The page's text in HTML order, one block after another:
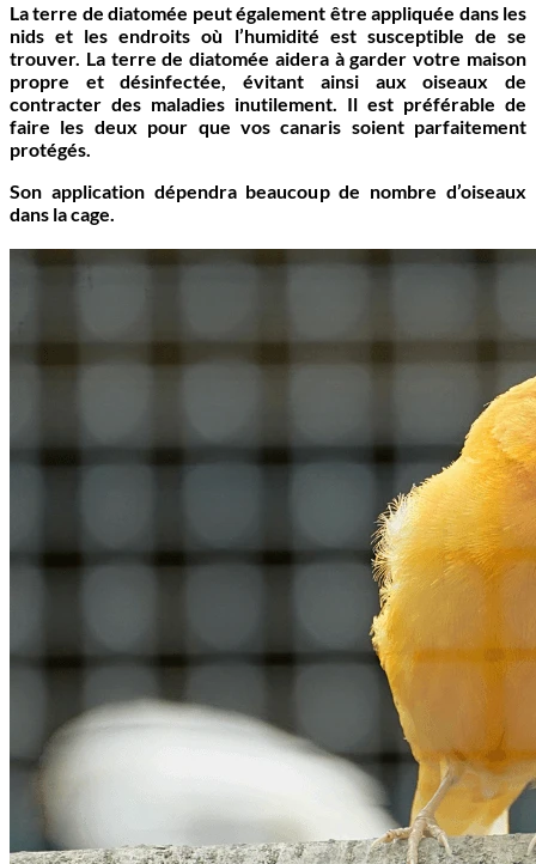
La terre de diatomée peut également être appliquée dans les
nids et les endroitsoù l’humidité est susceptible de se
trouver. La terre de diatomée aidera à garder votre maison
propre et désinfectée, évitant ainsi aux oiseaux de
contracter des maladies inutilement. Il est préférable de
faire les deux pour que vos canaris soient parfaitement
protégés.
Son application dépendra beaucoup de nombre d’oiseaux
dans la cage.